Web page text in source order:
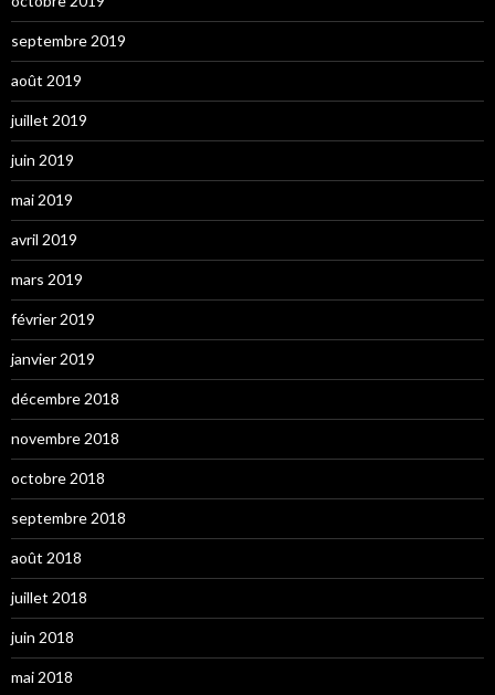
septembre 2019
août 2019
juillet 2019
juin 2019
mai 2019
avril 2019
mars 2019
février 2019
janvier 2019
décembre 2018
novembre 2018
octobre 2018
septembre 2018
août 2018
juillet 2018
juin 2018
mai 2018